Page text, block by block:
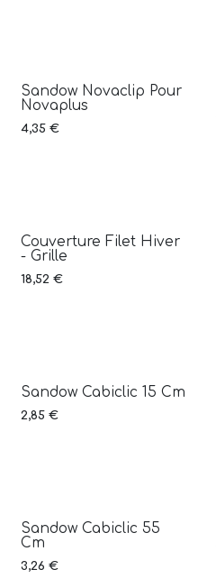
Sandow Novaclip Pour
Novaplus
4,35 €
Couverture Filet Hiver
- Grille
18,52 €
Sandow Cabiclic 15 Cm
2,85 €
Sandow Cabiclic 55
Cm
3,26 €